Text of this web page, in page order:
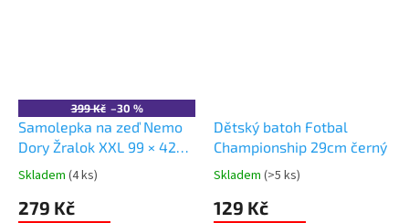
399 Kč –30 %
Samolepka na zeď Nemo
Dory Žralok XXL 99 × 42
cm
Průměrné
produktu
Skladem (4 ks)
279 Kč
Dětský batoh Fotbal
Championship 29cm černý
Průměrné
produktu
Skladem (>5 ks)
129 Kč